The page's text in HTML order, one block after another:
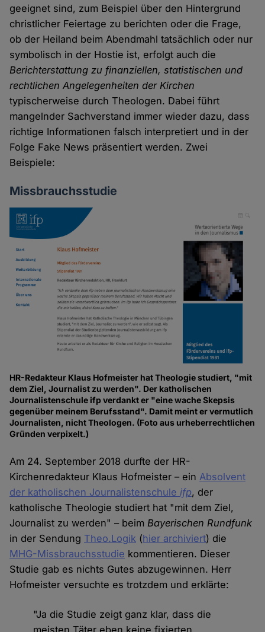
geeignet sind, zum Beispiel über den Hintergrund
christlicher Feiertage zu berichten oder die Frage,
ob der Heiland beim Abendmahl tatsächlich oder nur
symbolisch in der Hostie ist, erfolgt auch die
Berichterstattung zu finanziellen, statistischen und
rechtlichen Angelegenheiten der Kirchen
typischerweise durch Theologen. Dabei führt
mangelnder Sachverstand immer wieder dazu, dass
richtige Informationen falsch interpretiert und in der
Folge Fake News präsentiert werden. Zwei
Beispiele:
Missbrauchsstudie
HR-Redakteur Klaus Hofmeister hat Theologie studiert, "mit
dem Ziel, Journalist zu werden". Der katholischen
Journalistenschule ifp verdankt er "eine wache Skepsis
gegenüber meinem Berufsstand". Damit meint er vermutlich
Journalisten, nicht Theologen. (Foto aus urheberrechtlichen
Gründen verpixelt.)
Am 24. September 2018 durfte der HR-
Kirchenredakteur Klaus Hofmeister – einAbsolvent
der katholischen Journalistenschuleifp, der
katholische Theologie studiert hat "mit dem Ziel,
Journalist zu werden" – beimBayerischen Rundfunk
in der Sendung Theo.Logik (hier archiviert) die
MHG-Missbrauchsstudie kommentieren. Dieser
Studie gab es nichts Gutes abzugewinnen. Herr
Hofmeister versuchte es trotzdem und erklärte:
"Ja die Studie zeigt ganz klar, dass die